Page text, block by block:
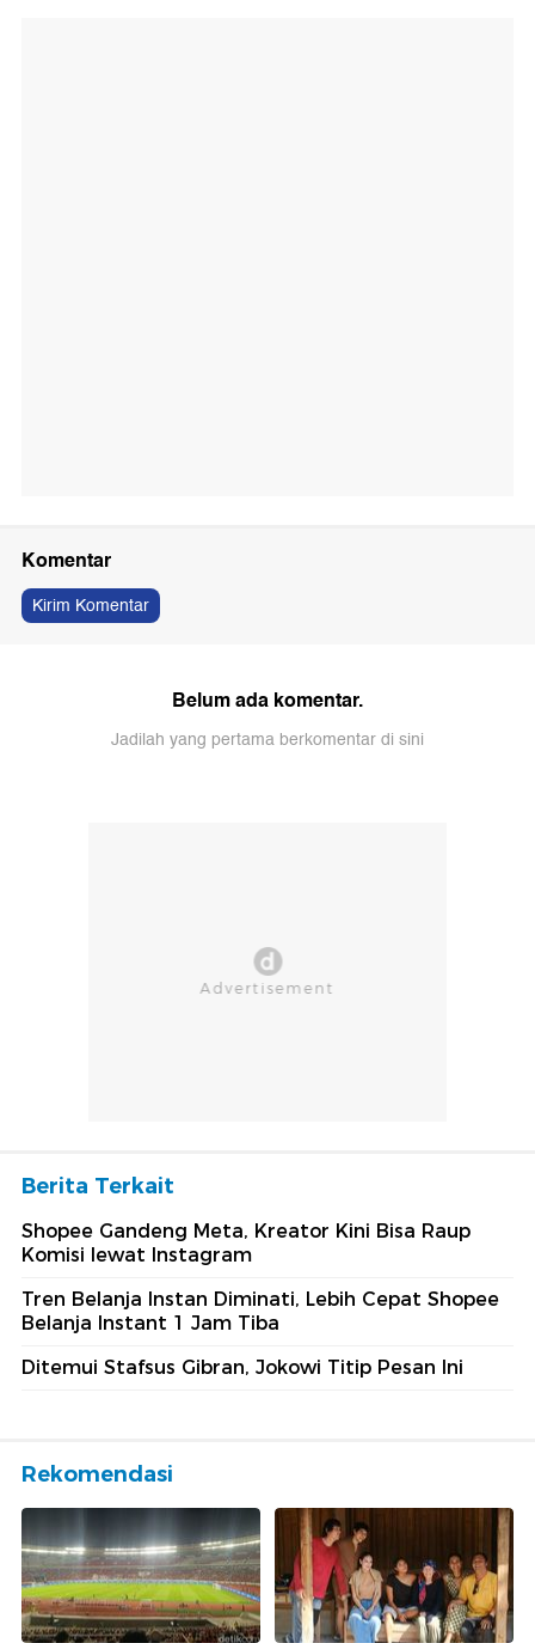
Komentar
Kirim Komentar
Belum ada komentar.
Jadilah yang pertama berkomentar di sini
Berita Terkait
Shopee Gandeng Meta, Kreator Kini Bisa Raup
Komisi lewat Instagram
Tren Belanja Instan Diminati, Lebih Cepat Shopee
Belanja Instant 1 Jam Tiba
Ditemui Stafsus Gibran, Jokowi Titip Pesan Ini
Rekomendasi